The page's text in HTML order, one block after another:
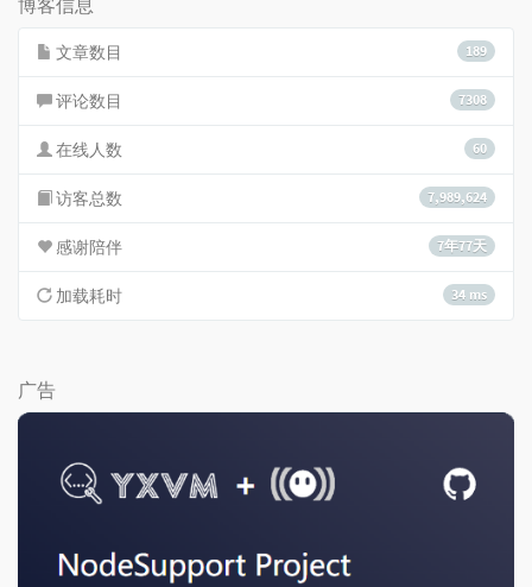
189
文章数目
7308
评论数目
60
在线人数
7,989,624
访客总数
7年77天
感谢陪伴
34 ms
加载耗时
广告